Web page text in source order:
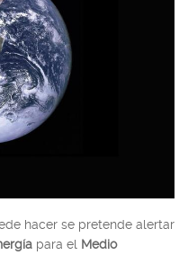
hacer se pretende alertar
para el Medio